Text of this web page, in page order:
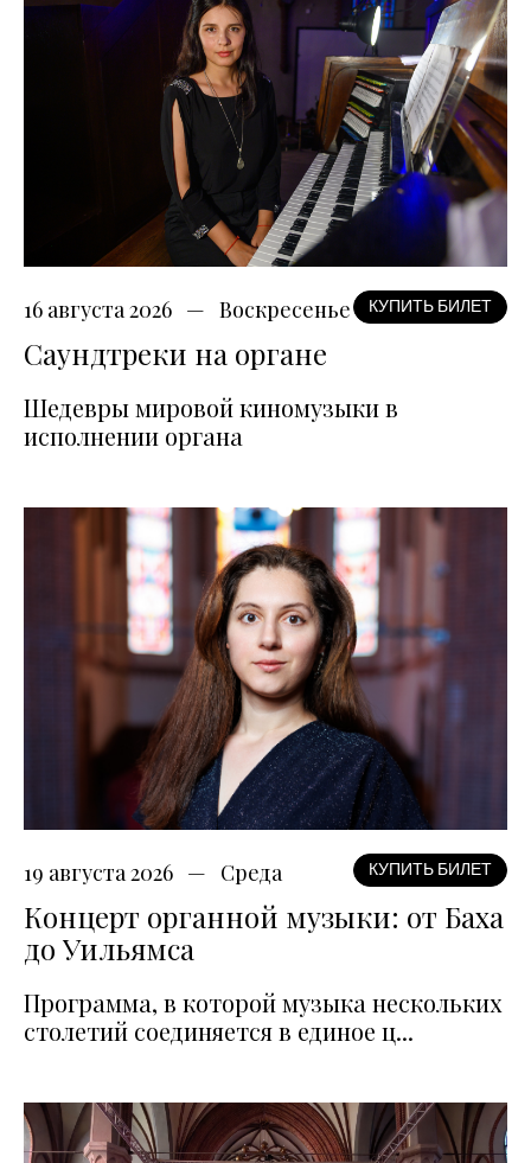
16 августа 2026 Воскресенье КУПИТЬ БИЛЕТ
Саундтреки на органе
Шедевры мировой киномузыки в
исполнении органа
19 августа 2026 Среда КУПИТЬ БИЛЕТ
Концерт органной музыки: от Баха
до Уильямса
Программа, в которой музыка нескольких
столетий соединяется в единое ц...